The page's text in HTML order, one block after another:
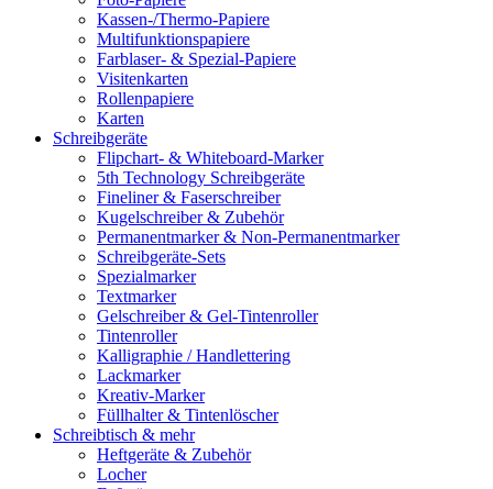
Kassen-/Thermo-Papiere
Multifunktionspapiere
Farblaser- & Spezial-Papiere
Visitenkarten
Rollenpapiere
Karten
Schreibgeräte
Flipchart- & Whiteboard-Marker
5th Technology Schreibgeräte
Fineliner & Faserschreiber
Kugelschreiber & Zubehör
Permanentmarker & Non-Permanentmarker
Schreibgeräte-Sets
Spezialmarker
Textmarker
Gelschreiber & Gel-Tintenroller
Tintenroller
Kalligraphie / Handlettering
Lackmarker
Kreativ-Marker
Füllhalter & Tintenlöscher
Schreibtisch & mehr
Heftgeräte & Zubehör
Locher